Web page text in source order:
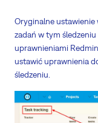
Oryginalne
zadań w tym
uprawnieniami
ustawić uprawnienia
śledzeniu.